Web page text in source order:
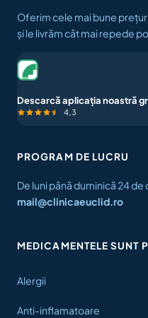
Oferim cele mai bune
și le livrăm cât mai repede
Descarcă aplicația noastră
4,3
PROGRAM DE LUCRU
De luni până duminică 24 de
mail@clinicaeuclid.ro
MEDICAMENTELE SUNT
Alergii
Anti-inflamatoare